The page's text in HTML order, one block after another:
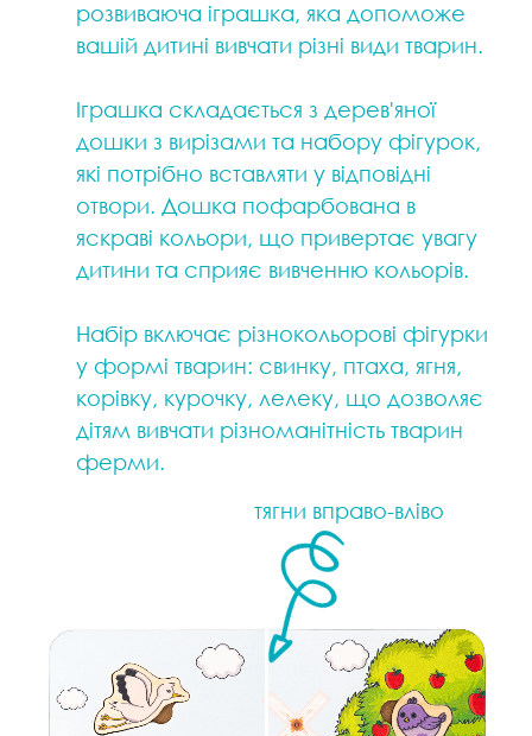
розвиваюча іграшка, яка допоможе
вашій дитині вивчати різні види тварин.
Іграшка складається з дерев'яної
дошки з вирізами та набору фігурок,
які потрібно вставляти у відповідні
отвори. Дошка пофарбована в
яскраві кольори, що привертає увагу
дитини та сприяє вивченню кольорів.
Набір включає різнокольорові фігурки
у формі тварин: свинку, птаха, ягня,
корівку, курочку, лелеку, що дозволяє
дітям вивчати різноманітність тварин
ферми.
тягни вправо-вліво